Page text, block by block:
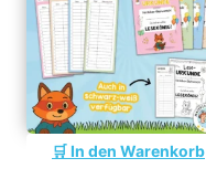
In den Warenkorb